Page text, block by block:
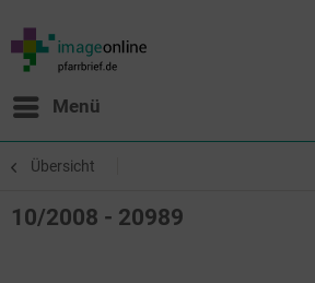
Menü
Übersicht
10/2008 - 20989